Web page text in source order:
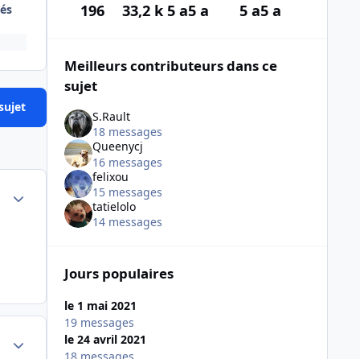
Author stats
Author stats
196 33,2 k 5 a5 a 5 a5 a
Meilleurs contributeurs dans ce
sujet
S.Rault
18 messages
Queenycj
16 messages
felixou
15 messages
tatielolo
14 messages
Jours populaires
le 1 mai 2021
19 messages
le 24 avril 2021